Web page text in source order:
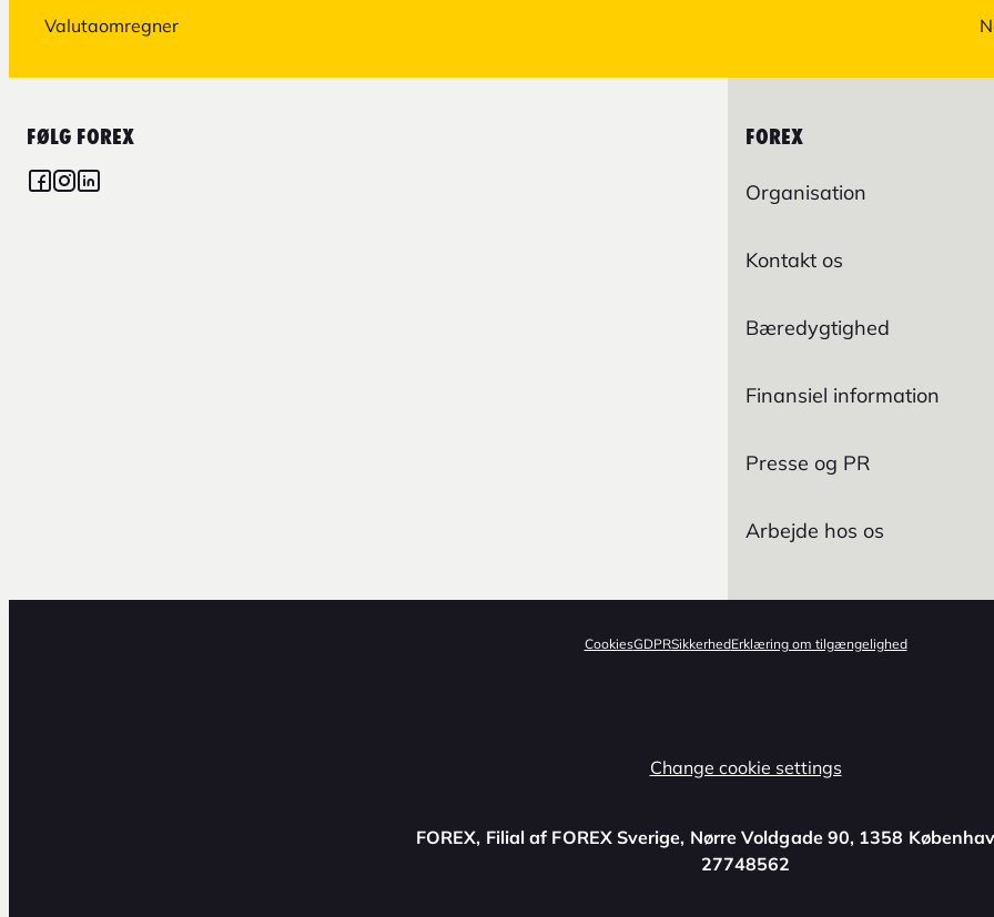
Valutaomregner
FØLG FOREX FOREX
Organisation
Kontakt os
Bæredygtighed
Finansiel information
Presse og PR
Arbejde hos os
CookiesGDPRSikkerhedErklæring om tilgængelighed
Change cookie settings
FOREX, Filial af FOREX Sverige, Nørre Voldgade 90, 1358
27748562